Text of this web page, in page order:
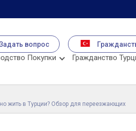
вопрос
Покупки Гражданство
жить в Турции? Обзор для переезжающих